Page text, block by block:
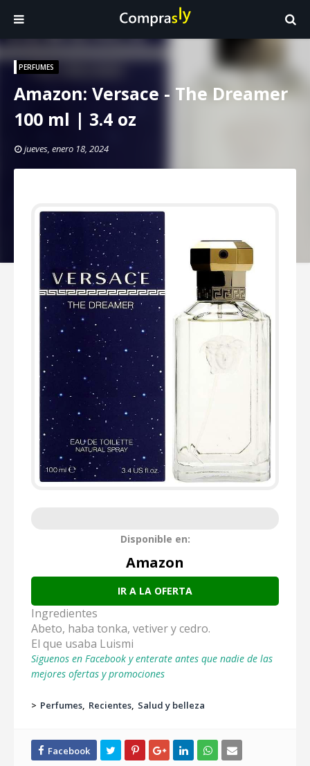
PERFUMES
Amazon: Versace - The Dreamer
100 ml | 3.4 oz
jueves, enero 18, 2024
Disponible en:
Amazon
IR A LA OFERTA
Ingredientes
Abeto, haba tonka, vetiver y cedro.
El que usaba Luismi
Siguenos en Facebook y enterate antes que nadie de las
mejores ofertas y promociones
> Perfumes Recientes Salud y belleza